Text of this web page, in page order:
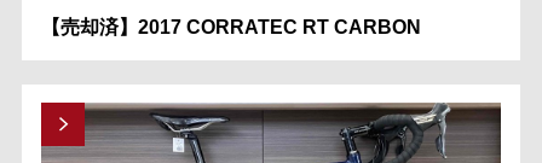
【売却済】2017 CORRATEC RT CARBON